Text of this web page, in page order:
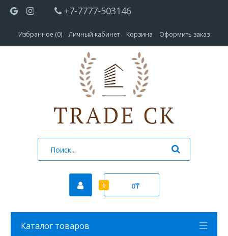
+7-7777-503146
Избранное (0) Личный кабинет Корзина Оформить заказ
0 0₸
Каталог товаров